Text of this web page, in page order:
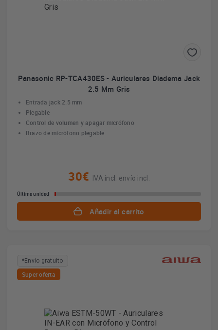
Panasonic RP-TCA430ES - Auriculares Diadema Jack
2.5 Mm Gris
Entrada jack 2.5 mm
Plegable
Control de volumen y apagar micrófono
Brazo de micrófono plegable
30€ IVA incl. envío incl.
Última unidad
Añadir al carrito
*Envío gratuito
Super oferta